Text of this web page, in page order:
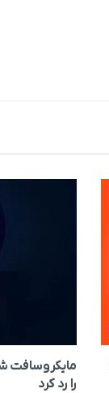
را رد کرد